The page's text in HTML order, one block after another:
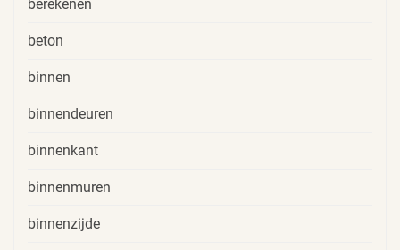
berekenen
beton
binnen
binnendeuren
binnenkant
binnenmuren
binnenzijde